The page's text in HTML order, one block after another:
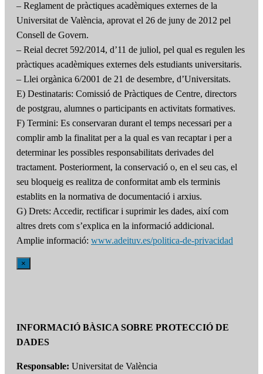
– Reglament de pràctiques acadèmiques externes de la
Universitat de València, aprovat el 26 de juny de 2012 pel
Consell de Govern.
– Reial decret 592/2014, d’11 de juliol, pel qual es regulen les
pràctiques acadèmiques externes dels estudiants universitaris.
– Llei orgànica 6/2001 de 21 de desembre, d’Universitats.
E) Destinataris: Comissió de Pràctiques de Centre, directors
de postgrau, alumnes o participants en activitats formatives.
F) Termini: Es conservaran durant el temps necessari per a
complir amb la finalitat per a la qual es van recaptar i per a
determinar les possibles responsabilitats derivades del
tractament. Posteriorment, la conservació o, en el seu cas, el
seu bloqueig es realitza de conformitat amb els terminis
establits en la normativa de documentació i arxius.
G) Drets: Accedir, rectificar i suprimir les dades, així com
altres drets com s’explica en la informació addicional.
Amplie informació: www.adeituv.es/politica-de-privacidad
×
INFORMACIÓ BÀSICA SOBRE PROTECCIÓ DE
DADES
Responsable: Universitat de València